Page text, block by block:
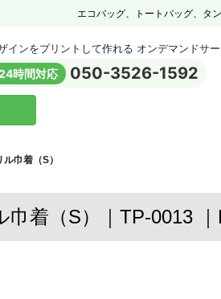
エコバッグ、トートバッグ、タ
ンをプリントして作れる オンデマンドサー
時間対応 050-3526-1592
巾着（S）
着（S）｜TP-0013